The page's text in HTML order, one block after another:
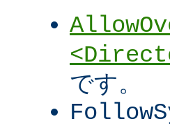
です。